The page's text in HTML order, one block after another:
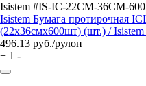
Isistem #IS-IC-22CM-36CM-
Isistem Бумага протирочная
(22x36смx600шт) (шт.) /
496.13 руб./рулон
+ 1 -